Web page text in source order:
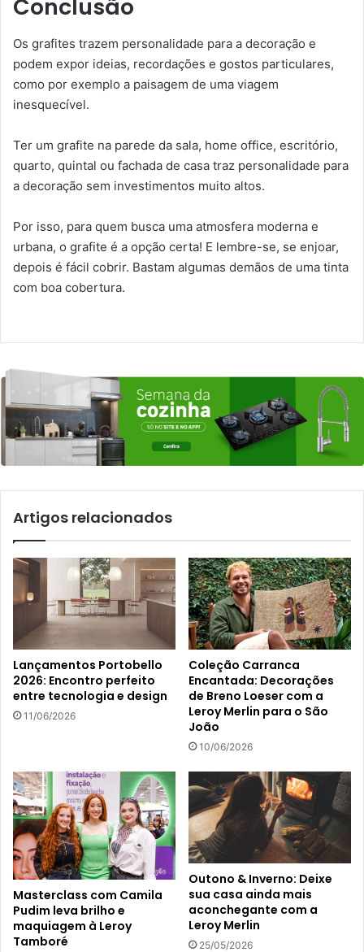
Conclusão
Os grafites trazem personalidade para a decoração e
podem expor ideias, recordações e gostos particulares,
como por exemplo a paisagem de uma viagem
inesquecível.
Ter um grafite na parede da sala, home office, escritório,
quarto, quintal ou fachada de casa traz personalidade para
a decoração sem investimentos muito altos.
Por isso, para quem busca uma atmosfera moderna e
urbana, o grafite é a opção certa! E lembre-se, se enjoar,
depois é fácil cobrir. Bastam algumas demãos de uma tinta
com boa cobertura.
Artigos relacionados
Lançamentos Portobello
2026: Encontro perfeito
entre tecnologia e design
11/06/2026
Coleção Carranca
Encantada: Decorações
de Breno Loeser com a
Leroy Merlin para o São
João
10/06/2026
Masterclass com Camila
Pudim leva brilho e
maquiagem à Leroy
Tamboré
Outono & Inverno: Deixe
sua casa ainda mais
aconchegante com a
Leroy Merlin
25/05/2026